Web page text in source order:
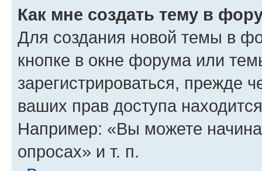
Как мне создать тему в
Для создания новой темы в
кнопке в окне форума или
зарегистрироваться, прежде
ваших прав доступа
Например: «Вы можете
опросах» и т. п.